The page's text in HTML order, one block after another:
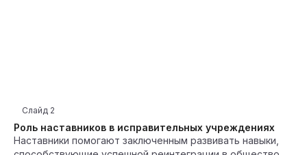
Роль наставников в исправительных учреждениях
Слайд 2
Наставники помогают заключенным развивать навыки,